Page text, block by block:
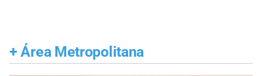
+ Área Metropolitana